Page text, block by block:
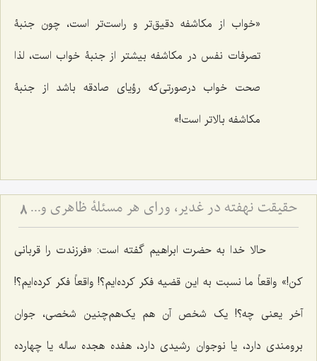
«خواب از مکاشفه دقیق‌تر و راست‌تر است، چون جنبۀ
تصرفات نفس در مکاشفه بیشتر از جنبۀ خواب است، لذا
صحت خواب درصورتی‌که رؤیای صادقه باشد از جنبۀ
مکاشفه بالاتر است!»
حقیقت نهفته در غدیر، ورای هر مسئلۀ ظاهری و دنیوی - آیا هدف از نصب امیرالمؤمنین علیه السلام، صرف تشکیل حکومت عادله بود؟ 8
حالا خدا به حضرت ابراهیم گفته است: «فرزندت را قربانی
کن!» واقعاً ما نسبت به این قضیه فکر کرده‌ایم؟! واقعاً فکر کرده‌ایم؟!
آخر یعنی چه؟! یک شخص آن هم یک‌هم‌چنین شخصی، جوان
برومندی دارد، یا نوجوان رشیدی دارد، هفده هجده ساله یا چهارده